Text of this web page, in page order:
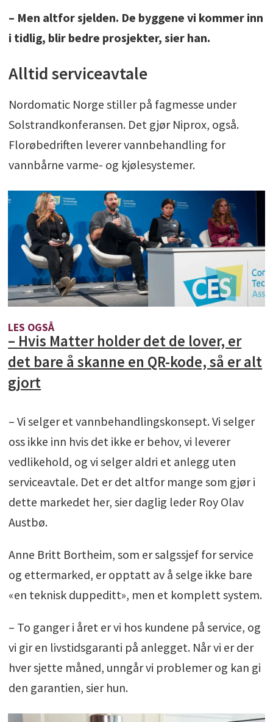
– Men altfor sjelden. De byggene vi kommer inn
i tidlig, blir bedre prosjekter, sier han.
Alltid serviceavtale
Nordomatic Norge stiller på fagmesse under
Solstrandkonferansen. Det gjør Niprox, også.
Florøbedriften leverer vannbehandling for
vannbårne varme- og kjølesystemer.
LES OGSÅ
– Hvis Matter holder det de lover, er
det bare å skanne en QR-kode, så er alt
gjort
– Vi selger et vannbehandlingskonsept. Vi selger
oss ikke inn hvis det ikke er behov, vi leverer
vedlikehold, og vi selger aldri et anlegg uten
serviceavtale. Det er det altfor mange som gjør i
dette markedet her, sier daglig leder Roy Olav
Austbø.
Anne Britt Bortheim, som er salgssjef for service
og ettermarked, er opptatt av å selge ikke bare
«en teknisk duppeditt», men et komplett system.
– To ganger i året er vi hos kundene på service, og
vi gir en livstidsgaranti på anlegget. Når vi er der
hver sjette måned, unngår vi problemer og kan gi
den garantien, sier hun.